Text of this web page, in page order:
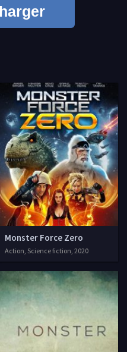
Monster Force Zero
Action, Science fiction, 2020